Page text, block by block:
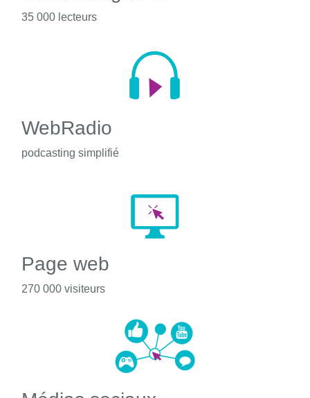
35 000 lecteurs
WebRadio
podcasting simplifié
Page web
270 000 visiteurs